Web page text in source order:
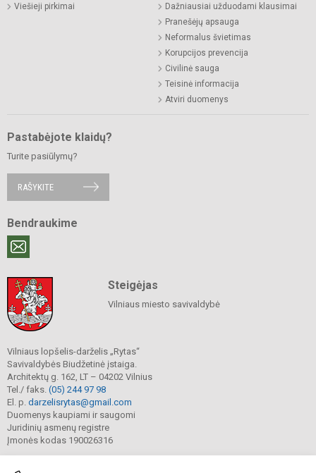
Viešieji pirkimai
Dažniausiai užduodami klausimai
Pranešėjų apsauga
Neformalus švietimas
Korupcijos prevencija
Civilinė sauga
Teisinė informacija
Atviri duomenys
Pastabėjote klaidų?
Turite pasiūlymų?
RAŠYKITE
Bendraukime
Steigėjas
Vilniaus miesto savivaldybė
Vilniaus lopšelis-darželis „Rytas“
Savivaldybės Biudžetinė įstaiga.
Architektų g. 162, LT – 04202 Vilnius
Tel./ faks. (05) 244 97 98
El. p. darzelisrytas@gmail.com
Duomenys kaupiami ir saugomi
Juridinių asmenų registre
Įmonės kodas 190026316